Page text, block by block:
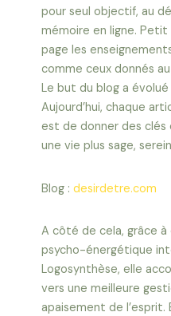
pour seul objectif, au
mémoire en ligne.
page les
comme ceux donnés au
Le but du blog a
Aujourd’hui, chaque
est de donner des clés
une vie plus sage,
Blog : desirdetre.com
A côté de cela, grâce
psycho-énergétique
Logosynthèse, elle
vers une meilleure
apaisement de l’esprit.